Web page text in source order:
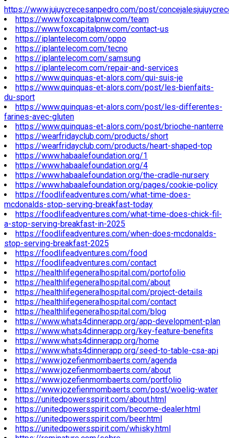
https://www.jujuycrecesanpedro.com/post/
https://www.foxcapitalpnw.com/team
https://www.foxcapitalpnw.com/contact-us
https://iplantelecom.com/oppo
https://iplantelecom.com/tecno
https://iplantelecom.com/samsung
https://iplantelecom.com/repair-and-services
https://www.quinquas-et-alors.com/qui-suis-je
https://www.quinquas-et-alors.com/post/les-bienfaits-
du-sport
https://www.quinquas-et-alors.com/post/les-differentes-
farines-avec-gluten
https://www.quinquas-et-alors.com/post/brioche-nanterre
https://wearfridayclub.com/products/short
https://wearfridayclub.com/products/heart-shaped-top
https://www.habaalefoundation.org/1
https://www.habaalefoundation.org/4
https://www.habaalefoundation.org/the-cradle-nursery
https://www.habaalefoundation.org/pages/cookie-policy
https://foodlifeadventures.com/what-time-does-
mcdonalds-stop-serving-breakfast-today
https://foodlifeadventures.com/what-time-does-chick-fil-
a-stop-serving-breakfast-in-2025
https://foodlifeadventures.com/when-does-mcdonalds-
stop-serving-breakfast-2025
https://foodlifeadventures.com/food
https://foodlifeadventures.com/contact
https://healthlifegeneralhospital.com/portofolio
https://healthlifegeneralhospital.com/about
https://healthlifegeneralhospital.com/project-details
https://healthlifegeneralhospital.com/contact
https://healthlifegeneralhospital.com/blog
https://www.whats4dinnerapp.org/app-development-plan
https://www.whats4dinnerapp.org/key-feature-benefits
https://www.whats4dinnerapp.org/home
https://www.whats4dinnerapp.org/seed-to-table-csa-api
https://www.jozefienmombaerts.com/agenda
https://www.jozefienmombaerts.com/about
https://www.jozefienmombaerts.com/portfolio
https://www.jozefienmombaerts.com/post/woelig-water
https://unitedpowersspirit.com/about.html
https://unitedpowersspirit.com/become-dealer.html
https://unitedpowersspirit.com/beer.html
https://unitedpowersspirit.com/whisky.html